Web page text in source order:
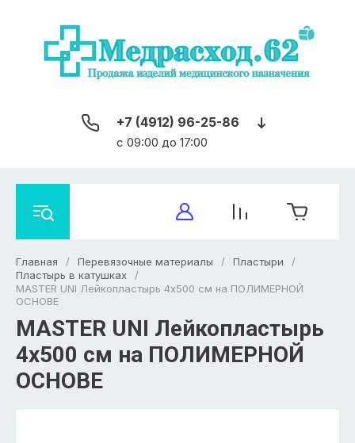
+7 (4912) 96-25-86
c 09:00 до 17:00
Главная / Перевязочные материалы / Пластыри
/
Пластырь в катушках
/
MASTER UNI Лейкопластырь 4х500 см на ПОЛИМЕРНОЙ
ОСНОВЕ
MASTER UNI Лейкопластырь
4х500 см на ПОЛИМЕРНОЙ
ОСНОВЕ